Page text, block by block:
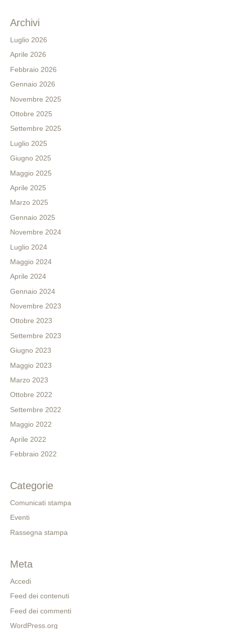
Archivi
Luglio 2026
Aprile 2026
Febbraio 2026
Gennaio 2026
Novembre 2025
Ottobre 2025
Settembre 2025
Luglio 2025
Giugno 2025
Maggio 2025
Aprile 2025
Marzo 2025
Gennaio 2025
Novembre 2024
Luglio 2024
Maggio 2024
Aprile 2024
Gennaio 2024
Novembre 2023
Ottobre 2023
Settembre 2023
Giugno 2023
Maggio 2023
Marzo 2023
Ottobre 2022
Settembre 2022
Maggio 2022
Aprile 2022
Febbraio 2022
Categorie
Comunicati stampa
Eventi
Rassegna stampa
Meta
Accedi
Feed dei contenuti
Feed dei commenti
WordPress.org